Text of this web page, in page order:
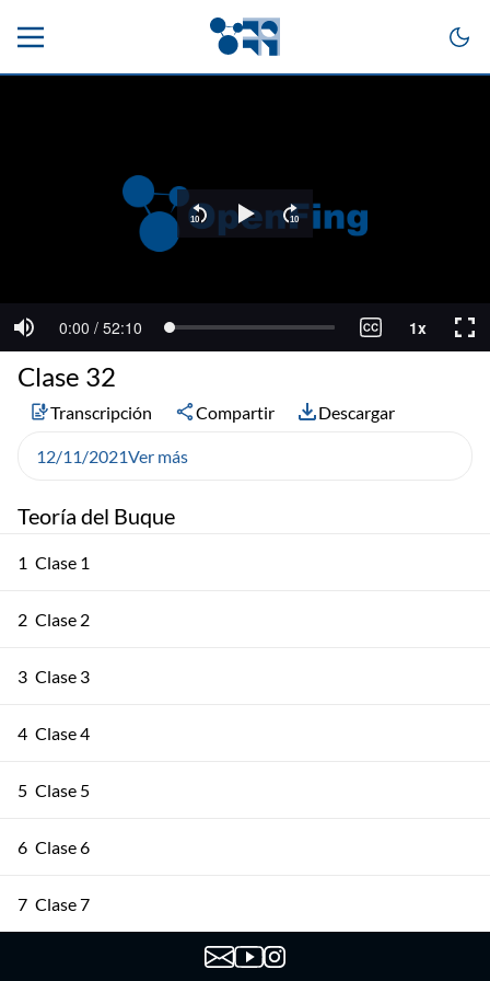
Teoría del Buque
1 Clase 1
2 Clase 2
3 Clase 3
4 Clase 4
5 Clase 5
6 Clase 6
7 Clase 7
Clase 32
Transcripción Compartir Descargar
12/11/2021Ver más